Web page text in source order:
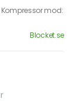
mod:
Blocket.se